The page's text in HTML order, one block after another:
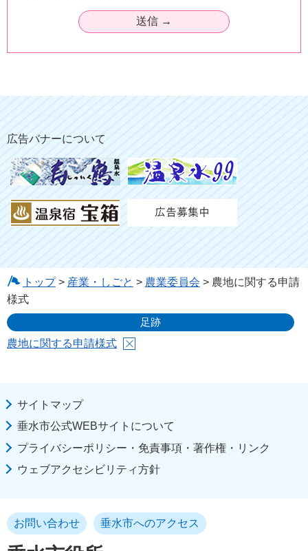
広告バナーについて
トップ> 産業・しごと > 農業委員会 > 農地に関する申請
様式
足跡
農地に関する申請様式
サイトマップ
垂水市公式WEBサイトについて
プライバシーポリシー・免責事項・著作権・リンク
ウェブアクセシビリティ方針
お問い合わせ 垂水市へのアクセス